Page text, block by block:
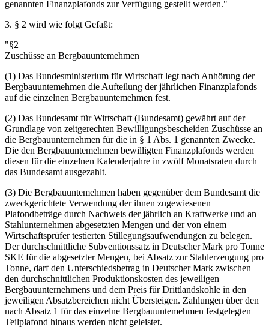
genannten Finanzplafonds zur Verfügung gestellt werden."
3. § 2 wird wie folgt Gefaßt:
"§2
Zuschüsse an Bergbauuntemehmen
(1) Das Bundesministerium für Wirtschaft legt nach Anhörung der
Bergbauuntemehmen die Aufteilung der jährlichen Finanzplafonds
auf die einzelnen Bergbauuntemehmen fest.
(2) Das Bundesamt für Wirtschaft (Bundesamt) gewährt auf der
Grundlage von zeitgerechten Bewilligungsbescheiden Zuschüsse an
die Bergbauunternehmen für die in § 1 Abs. 1 genannten Zwecke.
Die den Bergbauuntemehmen bewilligten Finanzplafonds werden
diesen für die einzelnen Kalenderjahre in zwölf Monatsraten durch
das Bundesamt ausgezahlt.
(3) Die Bergbauuntemehmen haben gegenüber dem Bundesamt die
zweckgerichtete Verwendung der ihnen zugewiesenen
Plafondbeträge durch Nachweis der jährlich an Kraftwerke und an
Stahlunternehmen abgesetzten Mengen und der von einem
Wirtschaftsprüfer testierten Stillegungsaufwendungen zu belegen.
Der durchschnittliche Subventionssatz in Deutscher Mark pro Tonne
SKE für die abgesetzter Mengen, bei Absatz zur Stahlerzeugung pro
Tonne, darf den Unterschiedsbetrag in Deutscher Mark zwischen
den durchschnittlichen Produktionskosten des jeweiligen
Bergbauunternehmens und dem Preis für Drittlandskohle in den
jeweiligen Absatzbereichen nicht Übersteigen. Zahlungen über den
nach Absatz 1 für das einzelne Bergbauuntemehmen festgelegten
Teilplafond hinaus werden nicht geleistet.